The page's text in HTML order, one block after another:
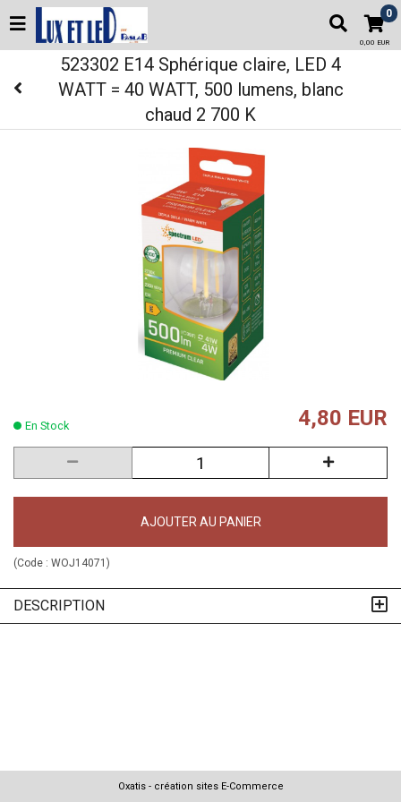
0
0,00 EUR
523302 E14 Sphérique claire, LED 4
WATT = 40 WATT, 500 lumens, blanc
chaud 2 700 K
En Stock 4,80 EUR
AJOUTER AU PANIER
(Code : WOJ14071 )
DESCRIPTION
Oxatis - création sites E-Commerce